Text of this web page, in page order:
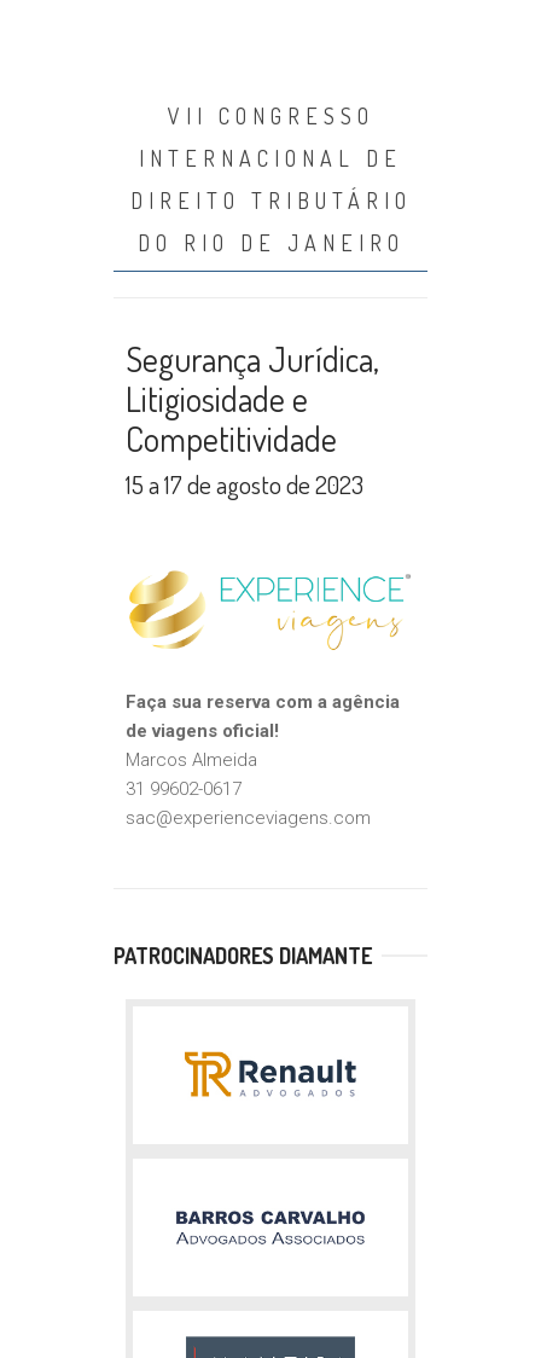
VII CONGRESSO
INTERNACIONAL DE
DIREITO TRIBUTÁRIO
DO RIO DE JANEIRO
Segurança Jurídica,
Litigiosidade e
Competitividade
15 a 17 de agosto de 2023
Faça sua reserva com a agência
de viagens oficial!
Marcos Almeida
31 99602-0617
sac@experienceviagens.com
PATROCINADORES DIAMANTE